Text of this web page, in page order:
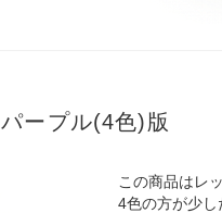
パープル(4色)版
この商品はレ
4色の方が少し